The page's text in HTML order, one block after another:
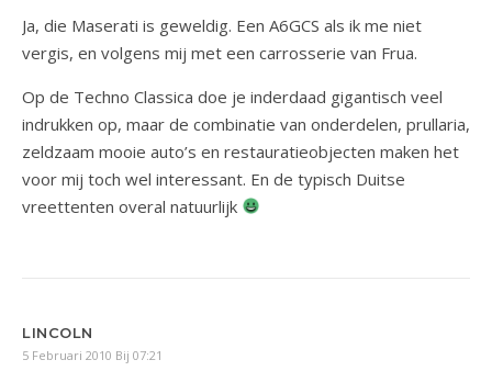
Ja, die Maserati is geweldig. Een A6GCS als ik me niet
vergis, en volgens mij met een carrosserie van Frua.
Op de Techno Classica doe je inderdaad gigantisch veel
indrukken op, maar de combinatie van onderdelen, prullaria,
zeldzaam mooie auto’s en restauratieobjecten maken het
voor mij toch wel interessant. En de typisch Duitse
vreettenten overal natuurlijk
LINCOLN
5 Februari 2010 Bij 07:21